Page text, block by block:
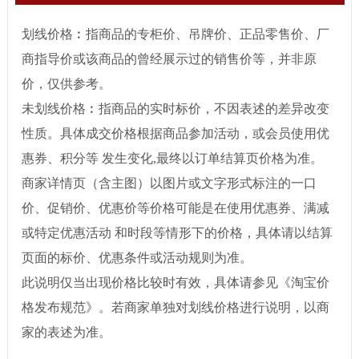
划线价格︰指商品的专柜价、吊牌价、正品零售价、厂
商指导价或该商品的曾经展示过的销售价等，并非原
价，仅供参考。
未划线价格︰指商品的实时标价，不因表述的差异改变
性质。具体成交价格根据商品参加活动，或会员使用优
惠券、积分等 发生变化,最终以订单结算页价格为准。
商家详情页（含主图）以图片或文字形式标注的一口
价、促销价、优惠价等价格可能是在使用优惠券、满减
或特定优惠活动 和时段等情形下的价格，具体请以结算
页面的标价、优惠条件或活动规则为准。
此说明仅当出现价格比较时有效，具体请参见《淘宝价
格发布规范》。若商家单独对划线价格进行说明，以商
家的表述为准。